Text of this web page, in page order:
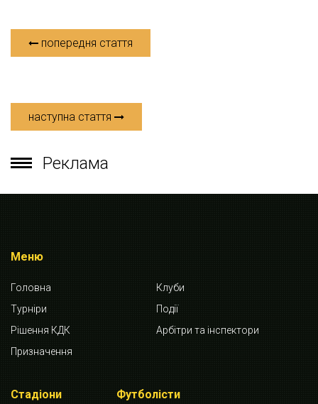
попередня стаття
наступна стаття
Реклама
Меню
Головна
Клуби
Турніри
Події
Рішення КДК
Арбітри та інспектори
Призначення
Стадіони Футболісти